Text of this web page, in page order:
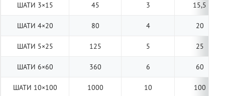
ШАТИ 3×15 45 3 15,5
ШАТИ 4×20 80 4 20
ШАТИ 5×25 125 5 25
ШАТИ 6×60 360 6 60
ШАТИ 10×100 1000 10 100